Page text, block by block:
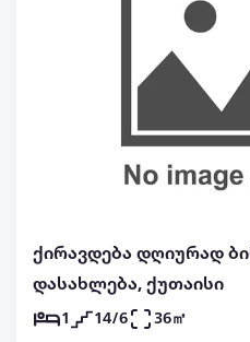
ქირავდება დღიურად
დასახლება, ქუთაისი
1 14/6 36㎡